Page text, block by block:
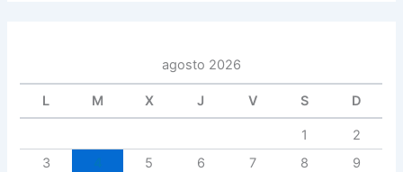
agosto 2026
L M X J V S D
1
2
3
5 6 7 8
9